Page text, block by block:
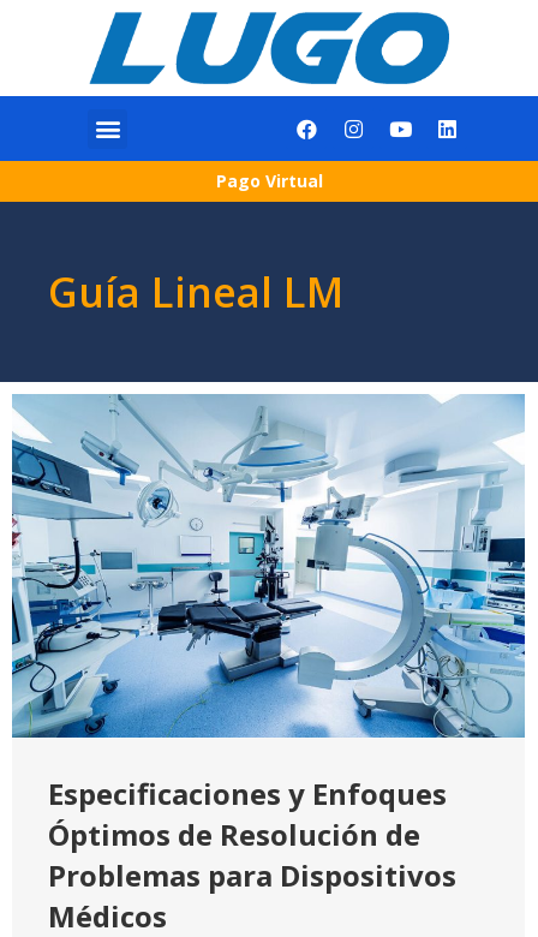
Pago Virtual
Guía Lineal LM
Especificaciones y Enfoques
Óptimos de Resolución de
Problemas para Dispositivos
Médicos